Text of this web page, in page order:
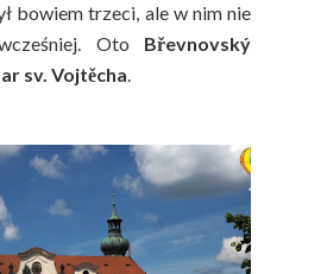
bowiem trzeci, ale w nim nie
Oto Břevnovský
sv. Vojtěcha.